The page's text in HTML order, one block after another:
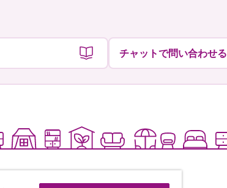
チャットで問い合わせる